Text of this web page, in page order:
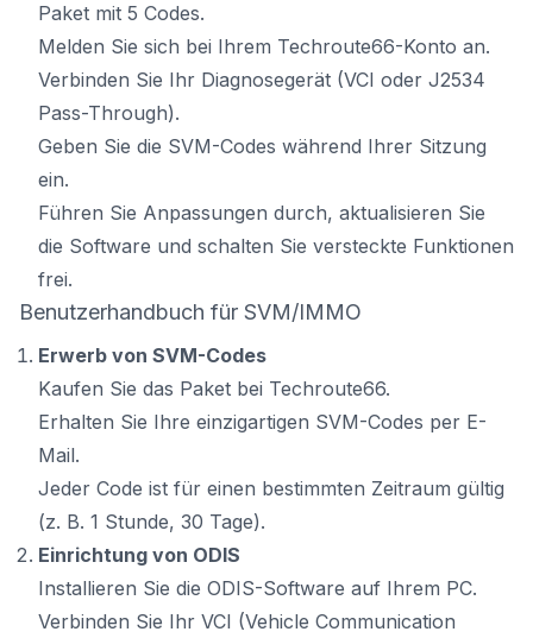
Paket mit 5 Codes.
Melden Sie sich bei Ihrem Techroute66-Konto an.
Verbinden Sie Ihr Diagnosegerät (VCI oder J2534
Pass-Through).
Geben Sie die SVM-Codes während Ihrer Sitzung
ein.
Führen Sie Anpassungen durch, aktualisieren Sie
die Software und schalten Sie versteckte Funktionen
frei.
Benutzerhandbuch für SVM/IMMO
Erwerb von SVM-Codes
Kaufen Sie das Paket bei Techroute66.
Erhalten Sie Ihre einzigartigen SVM-Codes per E-
Mail.
Jeder Code ist für einen bestimmten Zeitraum gültig
(z. B. 1 Stunde, 30 Tage).
Einrichtung von ODIS
Installieren Sie die ODIS-Software auf Ihrem PC.
Verbinden Sie Ihr VCI (Vehicle Communication